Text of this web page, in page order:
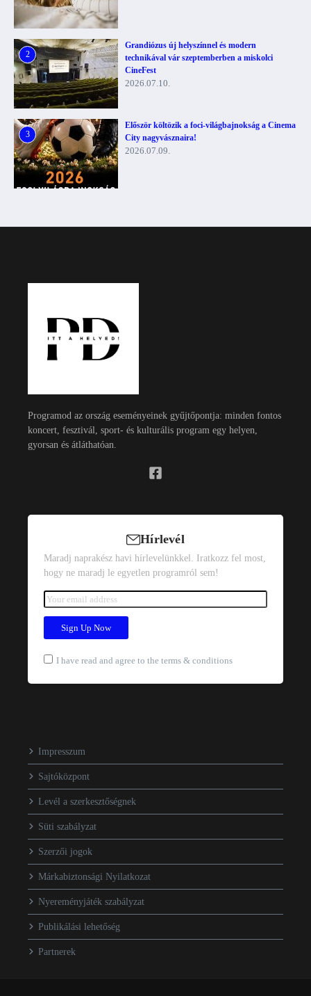
2
Grandiózus új helyszínnel és modern
technikával vár szeptemberben a miskolci
CineFest
2026.07.10.
3
Először költözik a foci-világbajnokság a Cinema
City nagyvásznaira!
2026.07.09.
Programod az ország eseményeinek gyűjtőpontja: minden fontos
koncert, fesztivál, sport- és kulturális program egy helyen,
gyorsan és átláthatóan.
Hírlevél
Maradj naprakész havi hírlevelünkkel. Iratkozz fel most,
hogy ne maradj le egyetlen programról sem!
I have read and agree to the terms & conditions
Impresszum
Sajtóközpont
Levél a szerkesztőségnek
Süti szabályzat
Szerzői jogok
Márkabiztonsági Nyilatkozat
Nyereményjáték szabályzat
Publikálási lehetőség
Partnerek